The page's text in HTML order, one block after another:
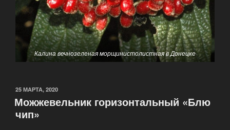
Калина вечнозеленая морщинистолистная в Донецке
25 МАРТА, 2020
Можжевельник горизонтальный «Блю
чип»